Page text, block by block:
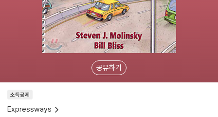
공유하기
소득공제
Expressways